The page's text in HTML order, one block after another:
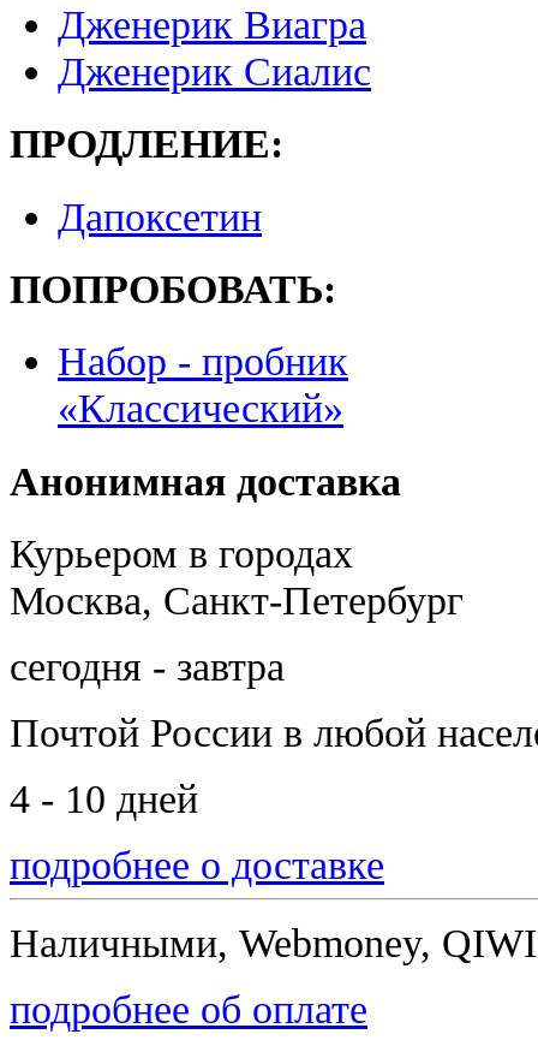
Дженерик Виагра
Дженерик Сиалис
ПРОДЛЕНИЕ:
Дапоксетин
ПОПРОБОВАТЬ:
Набор - пробник
«Классический»
Анонимная доставка
Курьером в городах
Москва, Санкт-Петербург
сегодня - завтра
Почтой России в любой
4 - 10 дней
подробнее о доставке
Наличными, Webmoney,
подробнее об оплате